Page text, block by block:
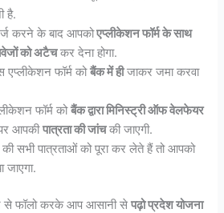
है.
करने के बाद आपकोएप्लीकेशन फॉर्म के साथ
को अटैचकर देना होगा.
फॉर्म कोबैंक में हीजाकर जमा करवा
फॉर्म कोबैंक द्वारा मिनिस्ट्री ऑफ वेलफेयर
आपकीपात्रता की जांचकी जाएगी.
सभी पात्रताओं को पूरा कर लेते हैं तो आपको
जाएगा.
से फॉलो करके आप आसानी सेपढ़ो प्रदेश योजना